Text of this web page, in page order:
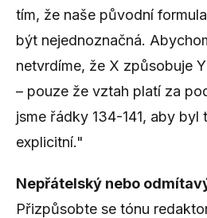
tím, že naše původní
být nejednoznačná.
netvrdíme, že X způsobuje
– pouze že vztah platí za
jsme řádky 134-141, aby byl
explicitní."
Nepřátelský nebo
Přizpůsobte se tónu